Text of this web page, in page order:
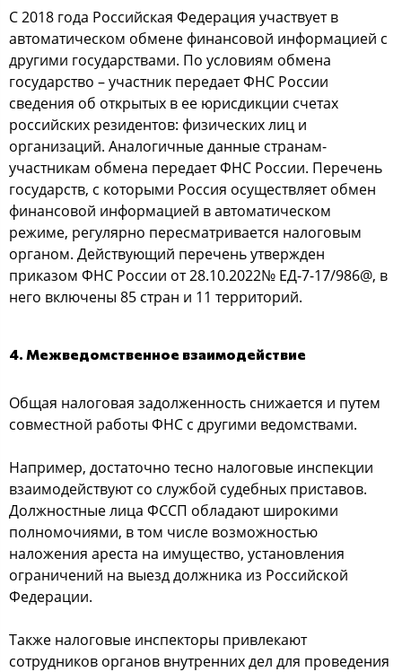
С 2018 года Российская Федерация участвует в
автоматическом обмене финансовой информацией с
другими государствами. По условиям обмена
государство – участник передает ФНС России
сведения об открытых в ее юрисдикции счетах
российских резидентов: физических лиц и
организаций. Аналогичные данные странам-
участникам обмена передает ФНС России. Перечень
государств, с которыми Россия осуществляет обмен
финансовой информацией в автоматическом
режиме, регулярно пересматривается налоговым
органом. Действующий перечень утвержден
приказом ФНС России от 28.10.2022№ ЕД-7-17/986@, в
него включены 85 стран и 11 территорий.
4. Межведомственное взаимодействие
Общая налоговая задолженность снижается и путем
совместной работы ФНС с другими ведомствами.
Например, достаточно тесно налоговые инспекции
взаимодействуют со службой судебных приставов.
Должностные лица ФССП обладают широкими
полномочиями, в том числе возможностью
наложения ареста на имущество, установления
ограничений на выезд должника из Российской
Федерации.
Также налоговые инспекторы привлекают
сотрудников органов внутренних дел для проведения